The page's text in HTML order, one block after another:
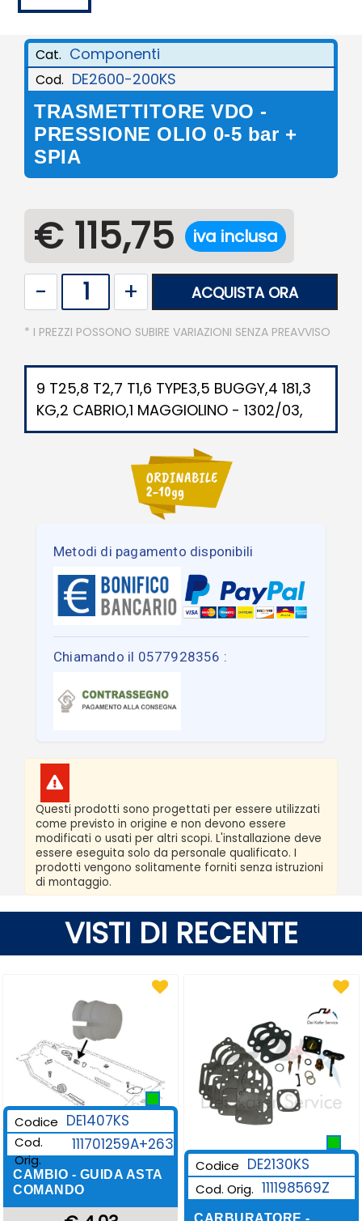
Cat. Componenti
Cod. DE2600-200KS
TRASMETTITORE VDO -
PRESSIONE OLIO 0-5 bar +
SPIA
€ 115,75 iva inclusa
ACQUISTA ORA
* I PREZZI POSSONO SUBIRE VARIAZIONI SENZA PREAVVISO
9 T25,8 T2,7 T1,6 TYPE3,5 BUGGY,4 181,3
KG,2 CABRIO,1 MAGGIOLINO - 1302/03,
Metodi di pagamento disponibili
Chiamando il 0577928356 :
Questi prodotti sono progettati per essere utilizzati
come previsto in origine e non devono essere
modificati o usati per altri scopi. L'installazione deve
essere eseguita solo da personale qualificato. I
prodotti vengono solitamente forniti senza istruzioni
di montaggio.
VISTI DI RECENTE
Codice DE1407KS
Cod.
Orig.
111701259A+263
CAMBIO - GUIDA ASTA
COMANDO
Codice DE2130KS
Cod. Orig. 111198569Z